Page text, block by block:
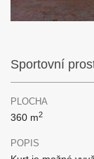
Sportovní
PLOCHA
360 m2
POPIS